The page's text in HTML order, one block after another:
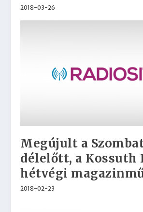
2018-03-26
Megújult a
délelőtt, a Kossuth
hétvégi
2018-02-23